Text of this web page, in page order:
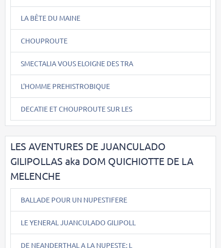
LA BÊTE DU MAINE
CHOUPROUTE
SMECTALIA VOUS ELOIGNE DES TRA
L'HOMME PREHISTROBIQUE
DECATIE ET CHOUPROUTE SUR LES
LES AVENTURES DE JUANCULADO
GILIPOLLAS aka DOM QUICHIOTTE DE LA
MELENCHE
BALLADE POUR UN NUPESTIFERE
LE YENERAL JUANCULADO GILIPOLL
DE NEANDERTHAL A LA NUPESTE: L